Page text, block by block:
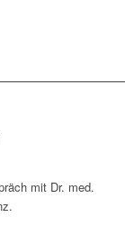
mit Dr. med.